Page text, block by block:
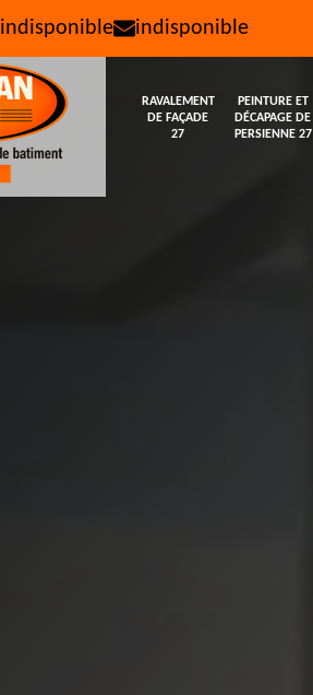
indisponible indisponible
RAVALEMENT
DE FAÇADE
27
PEINTURE ET
DÉCAPAGE DE
PERSIENNE 27